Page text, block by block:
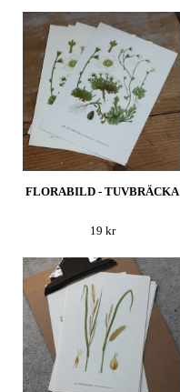
FLORABILD - TUVBRÄCKA
19 kr